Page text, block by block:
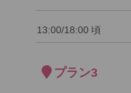
13:00/18:00 頃
プラン3